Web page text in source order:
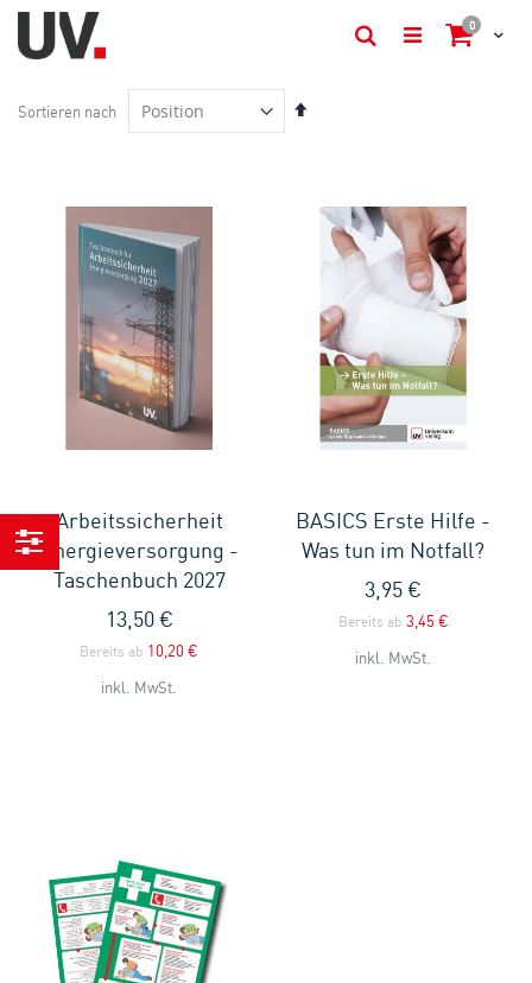
Cart
0Artikel
Suche
Sortieren nach
In
Arbeitssicherheit
Energieversorgung -
Taschenbuch 2027
13,50 €
Bereits ab 10,20 €
inkl. MwSt.
BASICS Erste Hilfe -
Was tun im Notfall?
3,95 €
Bereits ab 3,45 €
inkl. MwSt.
Einkaufen